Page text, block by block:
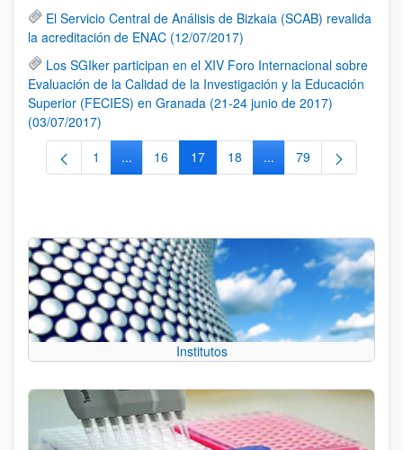
El Servicio Central de Análisis de Bizkaia (SCAB) revalida
la acreditación de ENAC (12/07/2017)
Los SGIker participan en el XIV Foro Internacional sobre
Evaluación de la Calidad de la Investigación y la Educación
Superior (FECIES) en Granada (21-24 junio de 2017)
(03/07/2017)
Página
1 ...Páginas intermedias Use TAB para desplazarse.
Página
16 Página
17 Página
18 ...Páginas intermedias
Página
79
Institutos